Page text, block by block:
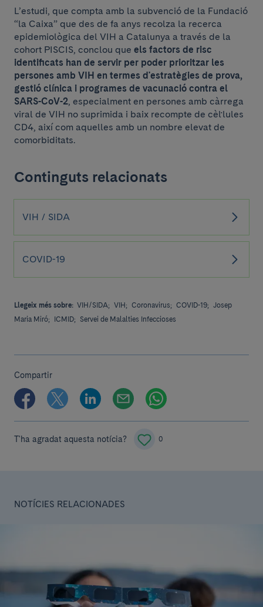
L’estudi, que compta amb la subvenció de la Fundació
“la Caixa” que des de fa anys recolza la recerca
epidemiològica del VIH a Catalunya a través de la
cohort PISCIS, conclou que els factors de risc
identificats han de servir per poder prioritzar les
persones amb VIH en termes d'estratègies de prova,
gestió clínica i programes de vacunació contra el
SARS-CoV-2 , especialment en persones amb càrrega
viral de VIH no suprimida i baix recompte de cèl·lules
CD4, així com aquelles amb un nombre elevat de
comorbiditats.
Continguts relacionats
VIH / SIDA
COVID-19
Llegeix més sobre: VIH/SIDA; VIH; Coronavirus; COVID-19; Josep
Maria Miró;
ICMID; Servei de Malalties Infeccioses
Compartir
T'ha agradat aquesta notícia? 0
NOTÍCIES RELACIONADES